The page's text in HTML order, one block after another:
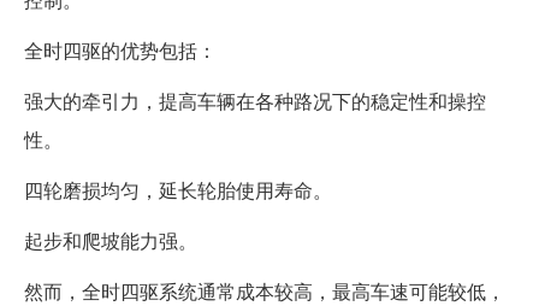
全时四驱的优势包括：
强大的牵引力，提高车辆在各种路况下的稳定性和操控
性。
四轮磨损均匀，延长轮胎使用寿命。
起步和爬坡能力强。
然而，全时四驱系统通常成本较高，最高车速可能较低，